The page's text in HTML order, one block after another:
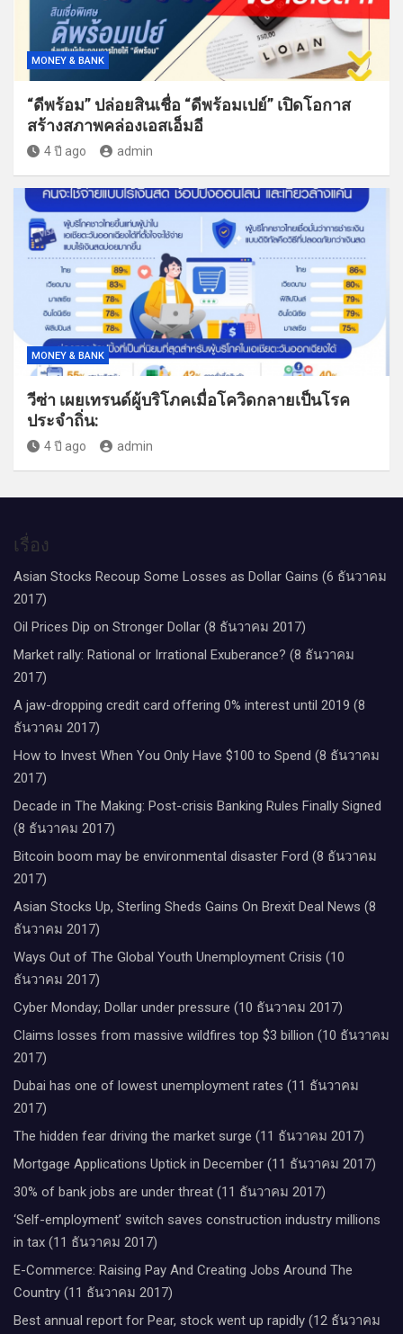
MONEY & BANK
“ดีพร้อม” ปล่อยสินเชื่อ “ดีพร้อมเปย์” เปิดโอกาส
สร้างสภาพคล่องเอสเอ็มอี
4 ปี ago admin
MONEY & BANK
วีซ่า เผยเทรนด์ผู้บริโภคเมื่อโควิดกลายเป็นโรค
ประจำถิ่น:
4 ปี ago admin
เรื่อง
Asian Stocks Recoup Some Losses as Dollar Gains (6 ธันวาคม
2017)
Oil Prices Dip on Stronger Dollar (8 ธันวาคม 2017)
Market rally: Rational or Irrational Exuberance? (8 ธันวาคม
2017)
A jaw-dropping credit card offering 0% interest until 2019 (8
ธันวาคม 2017)
How to Invest When You Only Have $100 to Spend (8 ธันวาคม
2017)
Decade in The Making: Post-crisis Banking Rules Finally Signed
(8 ธันวาคม 2017)
Bitcoin boom may be environmental disaster Ford (8 ธันวาคม
2017)
Asian Stocks Up, Sterling Sheds Gains On Brexit Deal News (8
ธันวาคม 2017)
Ways Out of The Global Youth Unemployment Crisis (10
ธันวาคม 2017)
Cyber Monday; Dollar under pressure (10 ธันวาคม 2017)
Claims losses from massive wildfires top $3 billion (10 ธันวาคม
2017)
Dubai has one of lowest unemployment rates (11 ธันวาคม
2017)
The hidden fear driving the market surge (11 ธันวาคม 2017)
Mortgage Applications Uptick in December (11 ธันวาคม 2017)
30% of bank jobs are under threat (11 ธันวาคม 2017)
‘Self-employment’ switch saves construction industry millions
in tax (11 ธันวาคม 2017)
E-Commerce: Raising Pay And Creating Jobs Around The
Country (11 ธันวาคม 2017)
Best annual report for Pear, stock went up rapidly (12 ธันวาคม